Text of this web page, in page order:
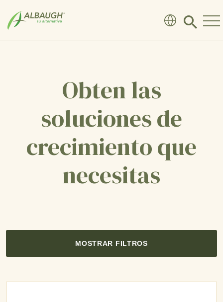
Click
search
Obten las
soluciones de
crecimiento que
necesitas
MOSTRAR FILTROS